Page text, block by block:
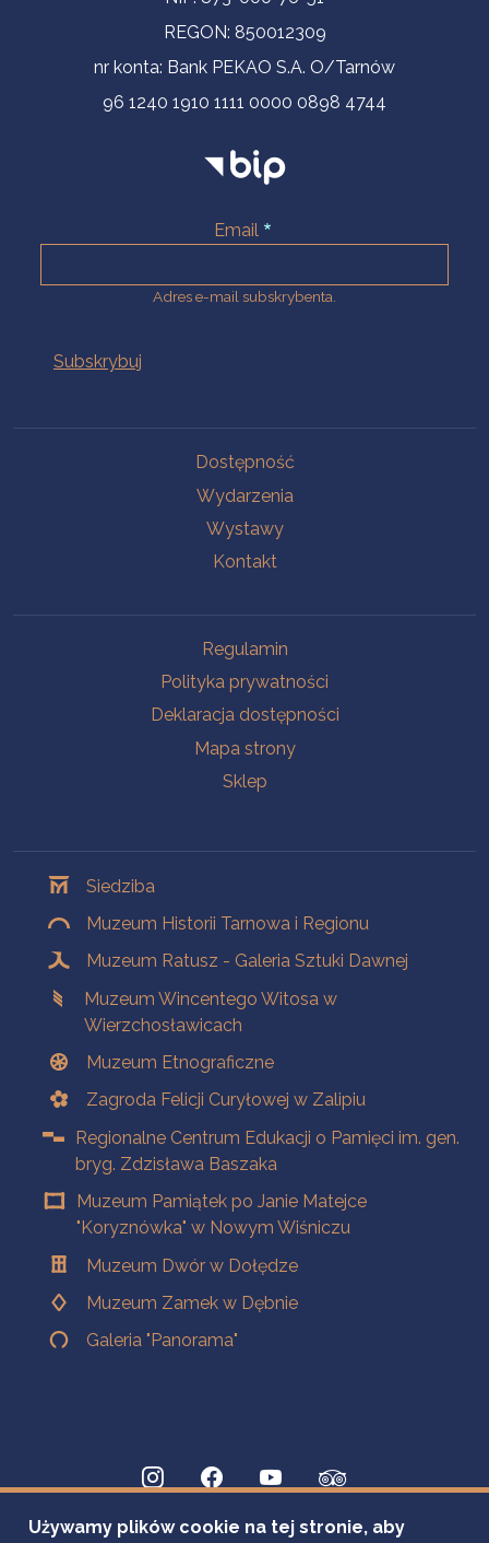
REGON: 850012309
nr konta: Bank PEKAO S.A. O/Tarnów
96 1240 1910 1111 0000 0898 4744
Email
Adres e-mail subskrybenta.
Dostępność
Wydarzenia
Wystawy
Kontakt
Regulamin
Polityka prywatności
Deklaracja dostępności
Mapa strony
Sklep
Siedziba
Muzeum Historii Tarnowa i Regionu
Muzeum Ratusz - Galeria Sztuki Dawnej
Muzeum Wincentego Witosa w
Wierzchosławicach
Muzeum Etnograficzne
Zagroda Felicji Curyłowej w Zalipiu
Regionalne Centrum Edukacji o Pamięci im. gen.
bryg. Zdzisława Baszaka
Muzeum Pamiątek po Janie Matejce
"Koryznówka" w Nowym Wiśniczu
Muzeum Dwór w Dołędze
Muzeum Zamek w Dębnie
Galeria "Panorama"
Używamy plików cookie na tej stronie, aby